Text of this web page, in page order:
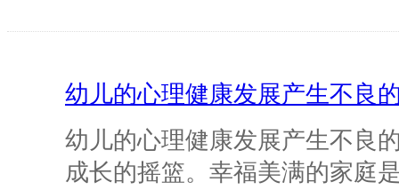
幼儿的心理健康发展产生不良
幼儿的心理健康发展产生不良
成长的摇篮。幸福美满的家庭